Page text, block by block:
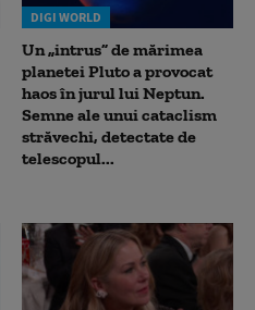
DIGI WORLD
Un „intrus” de mărimea
planetei Pluto a provocat
haos în jurul lui Neptun.
Semne ale unui cataclism
străvechi, detectate de
telescopul...